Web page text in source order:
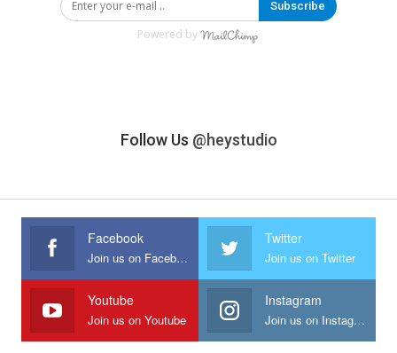
Subscribe
Powered by
Follow Us @heystudio
Facebook
Join us on Facebook
Twitter
Join us on Twitter
Youtube
Join us on Youtube
Instagram
Join us on Instagram